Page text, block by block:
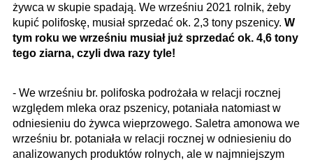
żywca​ w skupie spadają. We wrześniu 2021 rolnik, żeby
kupić polifoskę, musiał sprzedać ok. 2,3 tony pszenicy. W
tym roku we wrześniu musiał już sprzedać ok. 4,6 tony
tego ziarna, czyli dwa razy tyle!
- We wrześniu br. polifoska podrożała w relacji rocznej
względem mleka oraz pszenicy, potaniała natomiast w
odniesieniu do żywca wieprzowego. Saletra amonowa we
wrześniu br. potaniała w relacji rocznej w odniesieniu do
analizowanych produktów rolnych, ale w najmniejszym